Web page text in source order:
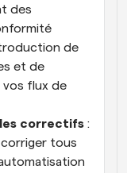
des
de
et de
vos flux de
correctifs :
tous